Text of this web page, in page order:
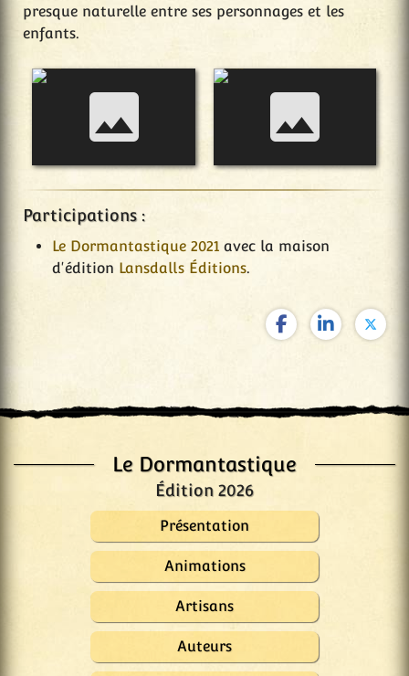
Le Dormantastique
Édition 2026
Présentation
Animations
Artisans
Auteurs
presque naturelle entre ses personnages et les
enfants.
Participations :
Le Dormantastique 2021 avec la maison
d'édition Lansdalls Éditions.